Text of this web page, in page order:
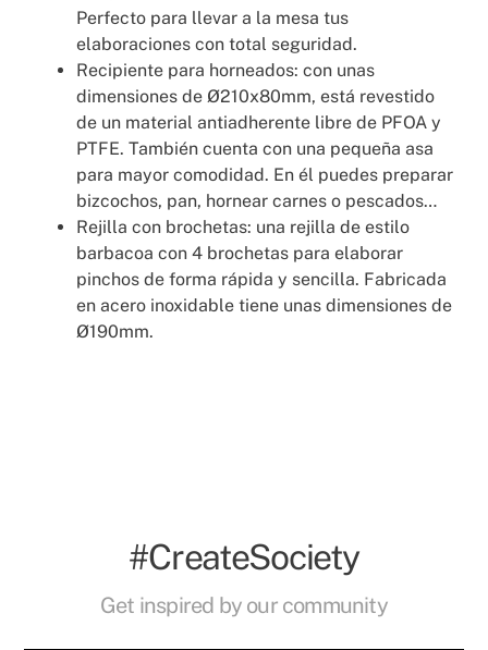
Perfecto para llevar a la mesa tus
elaboraciones con total seguridad.
Recipiente para horneados: con unas
dimensiones de Ø210x80mm, está revestido
de un material antiadherente libre de PFOA y
PTFE. También cuenta con una pequeña asa
para mayor comodidad. En él puedes preparar
bizcochos, pan, hornear carnes o pescados…
Rejilla con brochetas: una rejilla de estilo
barbacoa con 4 brochetas para elaborar
pinchos de forma rápida y sencilla. Fabricada
en acero inoxidable tiene unas dimensiones de
Ø190mm.
#CreateSociety
Get inspired by our community